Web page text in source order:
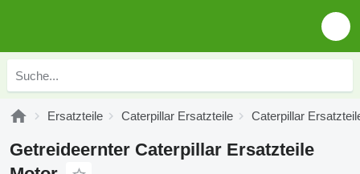
Ersatzteile Caterpillar Ersatzteile Caterpillar
Getreideernter Caterpillar Ersatzteile